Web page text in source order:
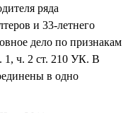
ряда
и 33-летнего
дело по признакам
1, ч. 2 ст. 210 УК. В
в одно